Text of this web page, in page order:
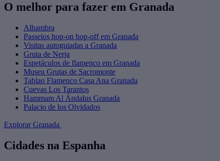
O melhor para fazer em Granada
Alhambra
Passeios hop-on hop-off em Granada
Visitas autoguiadas a Granada
Gruta de Nerja
Espetáculos de flamenco em Granada
Museu Grutas de Sacromonte
Tablao Flamenco Casa Ana Granada
Cuevas Los Tarantos
Hammam Al Ándalus Granada
Palacio de los Olvidados
Explorar Granada
Cidades na Espanha